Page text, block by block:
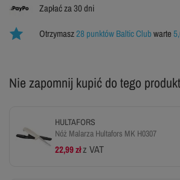
Zapłać za 30 dni
Otrzymasz28 punktów Baltic Clubwarte
Nie zapomnij kupić do tego
HULTAFORS
Nóż Malarza Hultafors MK H0307
22,99 złz VAT